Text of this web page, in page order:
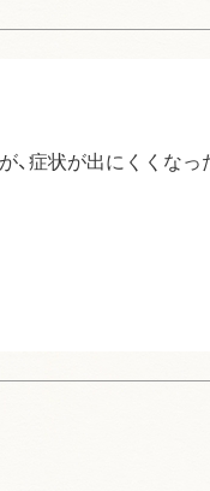
症状が出にくくなっ